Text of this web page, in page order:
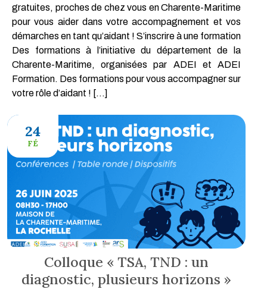
gratuites, proches de chez vous en Charente-Maritime
pour vous aider dans votre accompagnement et vos
démarches en tant qu’aidant ! S’inscrire à une formation
Des formations à l’initiative du département de la
Charente-Maritime, organisées par ADEI et ADEI
Formation. Des formations pour vous accompagner sur
votre rôle d’aidant ! […]
24
FÉ
Colloque « TSA, TND : un
diagnostic, plusieurs horizons »